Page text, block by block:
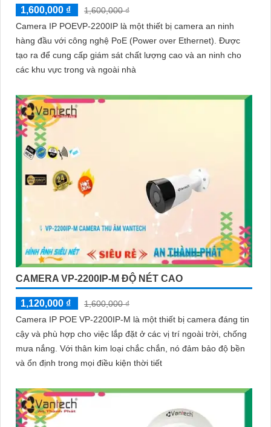
1,600,000 ₫
1,600,000 ₫
Camera IP POEVP-2200IP là một thiết bị camera an ninh
hàng đầu với công nghệ PoE (Power over Ethernet). Được
tạo ra để cung cấp giám sát chất lượng cao và an ninh cho
các khu vực trong và ngoài nhà
CAMERA VP-2200IP-M ĐỘ NÉT CAO
1,120,000 ₫
1,600,000 ₫
Camera IP POE VP-2200IP-M là một thiết bị camera đáng tin
cậy và phù hợp cho việc lắp đặt ở các vị trí ngoài trời, chống
mưa nắng. Với thân kim loại chắc chắn, nó đảm bảo độ bền
và ổn định trong mọi điều kiện thời tiết